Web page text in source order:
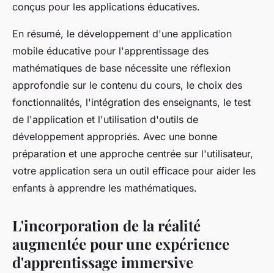
conçus pour les applications éducatives.
En résumé, le développement d'une application
mobile éducative pour l'apprentissage des
mathématiques de base nécessite une réflexion
approfondie sur le contenu du cours, le choix des
fonctionnalités, l'intégration des enseignants, le test
de l'application et l'utilisation d'outils de
développement appropriés. Avec une bonne
préparation et une approche centrée sur l'utilisateur,
votre application sera un outil efficace pour aider les
enfants à apprendre les mathématiques.
L'incorporation de la réalité
augmentée pour une expérience
d'apprentissage immersive